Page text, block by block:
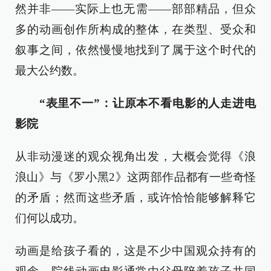
然并非——实际上也无需——部部精品，但众
多的动画创作所构成的整体，在类型、受众和
叙事之间，依然慢慢地找到了属于这个时代的
最大公约数。
“表里不一”：让原本不看电影的人走进电
影院
从非动漫迷的观众视角出发，大概会觉得《浪
浪山》与《罗小黑2》这两部作品都有一些奇怪
的矛盾；然而这些矛盾，或许恰恰能够解释它
们何以成功。
动画是给孩子看的，这是不少中国观众持有的